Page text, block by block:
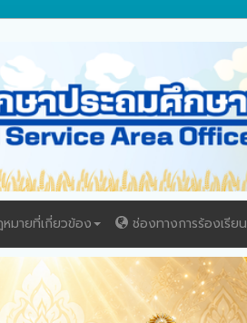
มายที่เกี่ยวข้อง ช่องทางการร้องเรียน